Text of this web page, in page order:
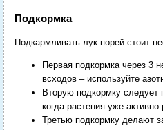
Подкормка
Подкармливать лук порей стоит
Первая подкормка через 3
всходов – используйте
Вторую подкормку следует
когда растения уже активно
Третью подкормку делают